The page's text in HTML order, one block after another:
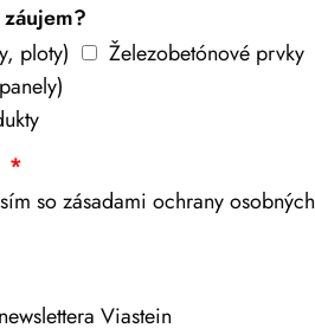
ploty)
Železobetónové prvky
so zásadami ochrany osobných
Viastein